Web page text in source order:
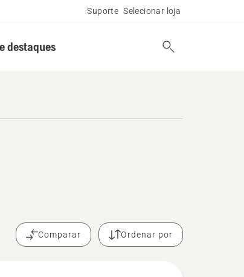
Suporte Selecionar loja
destaques
Comparar Ordenar por